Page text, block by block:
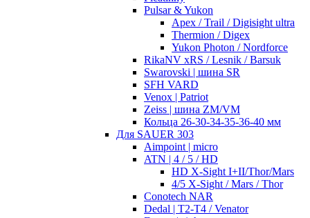
Pulsar & Yukon
Apex / Trail / Digisight ultra
Thermion / Digex
Yukon Photon / Nordforce
RikaNV xRS / Lesnik / Barsuk
Swarovski | шина SR
SFH VARD
Venox | Patriot
Zeiss | шина ZM/VM
Кольца 26-30-34-35-36-40 мм
Для SAUER 303
Aimpoint | micro
ATN | 4 / 5 / HD
HD X-Sight I+II/Thor/Mars
4/5 X-Sight / Mars / Thor
Conotech NAR
Dedal | T2-T4 / Venator